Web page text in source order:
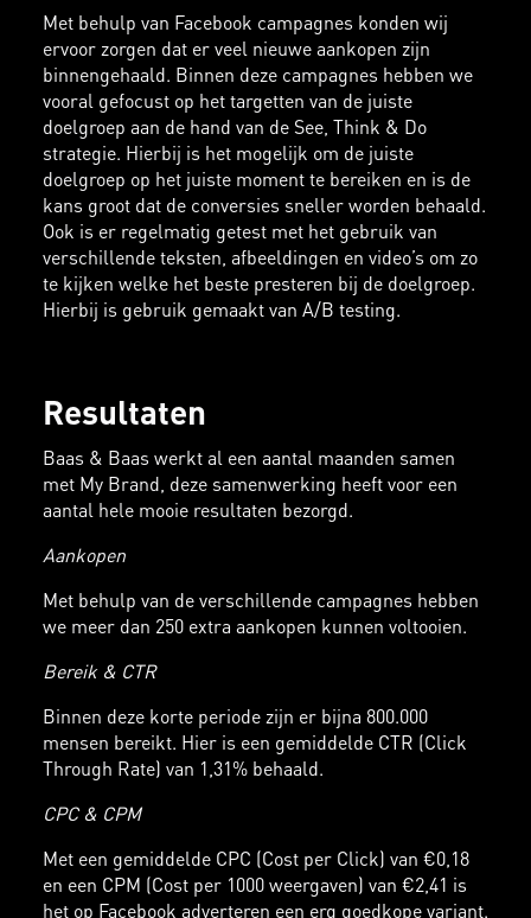
Met behulp van Facebook campagnes konden wij
ervoor zorgen dat er veel nieuwe aankopen zijn
binnengehaald. Binnen deze campagnes hebben we
vooral gefocust op het targetten van de juiste
doelgroep aan de hand van de See, Think & Do
strategie. Hierbij is het mogelijk om de juiste
doelgroep op het juiste moment te bereiken en is de
kans groot dat de conversies sneller worden behaald.
Ook is er regelmatig getest met het gebruik van
verschillende teksten, afbeeldingen en video’s om zo
te kijken welke het beste presteren bij de doelgroep.
Hierbij is gebruik gemaakt van A/B testing.
Resultaten
Baas & Baas werkt al een aantal maanden samen
met My Brand, deze samenwerking heeft voor een
aantal hele mooie resultaten bezorgd.
Aankopen
Met behulp van de verschillende campagnes hebben
we meer dan 250 extra aankopen kunnen voltooien.
Bereik & CTR
Binnen deze korte periode zijn er bijna 800.000
mensen bereikt. Hier is een gemiddelde CTR (Click
Through Rate) van 1,31% behaald.
CPC & CPM
Met een gemiddelde CPC (Cost per Click) van €0,18
en een CPM (Cost per 1000 weergaven) van €2,41 is
het op Facebook adverteren een erg goedkope variant.